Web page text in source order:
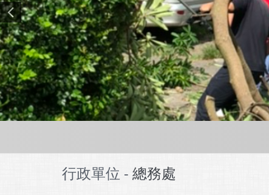
行政單位 - 總務處